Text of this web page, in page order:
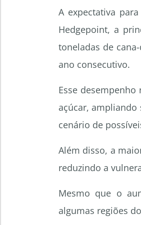
A expectativa
Hedgepoint, a
toneladas de
ano consecutivo.
Esse
açúcar,
cenário de
Além disso, a
reduzindo a
Mesmo que o
algumas regiões